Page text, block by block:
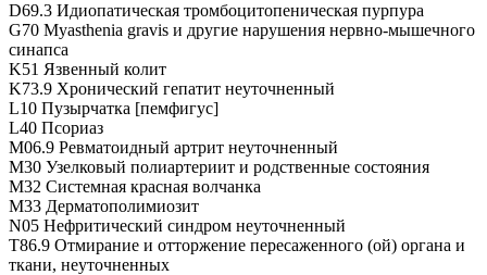
D69.3 Идиопатическая тромбоцитопеническая пурпура
G70 Myasthenia gravis и другие нарушения нервно-мышечного
синапса
K51 Язвенный колит
K73.9 Хронический гепатит неуточненный
L10 Пузырчатка [пемфигус]
L40 Псориаз
M06.9 Ревматоидный артрит неуточненный
M30 Узелковый полиартериит и родственные состояния
M32 Системная красная волчанка
M33 Дерматополимиозит
N05 Нефритический синдром неуточненный
T86.9 Отмирание и отторжение пересаженного (ой) органа и
ткани, неуточненных